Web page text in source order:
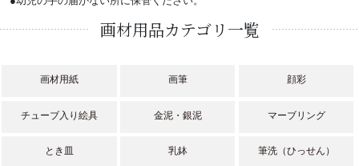
画材用品カテゴリ一覧
画材用紙 画筆 顔彩
チューブ入り絵具 金泥・銀泥 マーブリング
とき皿 乳鉢 筆洗（ひっせん）